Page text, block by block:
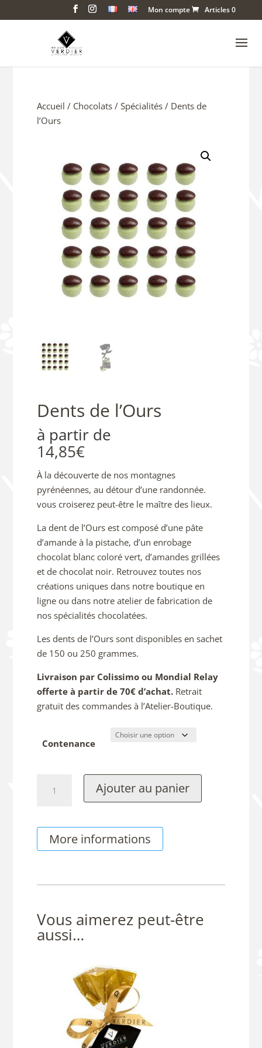
Mon compte Articles 0
Accueil / Chocolats/ Spécialités/ Dents de
l’Ours
Dents de l’Ours
à partir de
14,85€
À la découverte de nos montagnes
pyrénéennes, au détour d’une randonnée.
vous croiserez peut-être le maître des lieux.
La dent de l’Ours est composé d’une pâte
d’amande à la pistache, d’un enrobage
chocolat blanc coloré vert, d’amandes grillées
et de chocolat noir. Retrouvez toutes nos
créations uniques dans notre boutique en
ligne ou dans notre atelier de fabrication de
nos spécialités chocolatées.
Les dents de l’Ours sont disponibles en sachet
de 150 ou 250 grammes.
Livraison par Colissimo ou Mondial Relay
offerte à partir de 70€ d’achat. Retrait
gratuit des commandes à l’Atelier-Boutique.
Contenance
de
l'Ours
Ajouter au panier
More informations
Vous aimerez peut-être
aussi…